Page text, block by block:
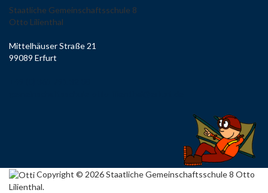
Staatliche Gemeinschaftsschule 8
Otto Lilienthal
Mittelhäuser Straße 21
99089 Erfurt
Copyright © 2026 Staatliche Gemeinschaftsschule 8 Otto
Lilienthal.